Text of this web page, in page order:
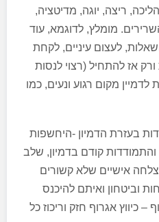
ריצה, יוגה, מדיטציה,
מומלץ, לדוגמא, עוד
לעצום עיניים, לקחת
אז להתחיל (רצוי לנסות
לדמיין מקום רגוע ונעים, כמו
בעזרת הדמיון -היחשפות
קודם בדמיון, שלב
אישיים שלא קשורים
וביטחון ואיתם להיכנס
כיווץ אגרוף חזק וריכוז כל